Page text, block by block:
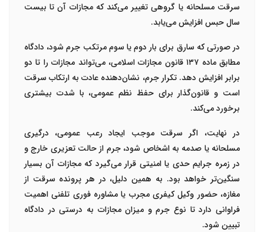
سرقت مسلحانه یا گروهیتغییر می‌کند که مجازات آن تا بیست
سال حبسافزایش می‌یابد.
در صورتی کهسارق برای بار دوم یا سوم مرتکب جرم شود، دادگاه
مطابقماده ۱۳۷قانون مجازات اسلامی، می‌تواند مجازات را تا دو
برابر افزایش دهد. تکرار جرم، نشان‌دهنده عادت به ارتکاب سرقت
است و قانون‌گذار برای حفظ نظم عمومی، با شدت بیشتری
برخورد می‌کند.
در نهایت، اگر سرقت موجب ایجاد رعب عمومی، درگیری
مسلحانه یا صدمه به اشخاص شود، جرم از حالت تعزیری خارج و
در زمره جرایم حدی یا امنیتی قرار می‌گیرد که مجازات آن بسیار
سنگین‌تر خواهد بود. به همین دلیل، در هر پرونده سرقت از
مغازه، حضور وکیل کیفری مجرب یا مشاوره فوری تلفنیاهمیت
فراوانی دارد تا نوع جرم و میزان مجازات به درستی در دادگاه
تبیین شود.